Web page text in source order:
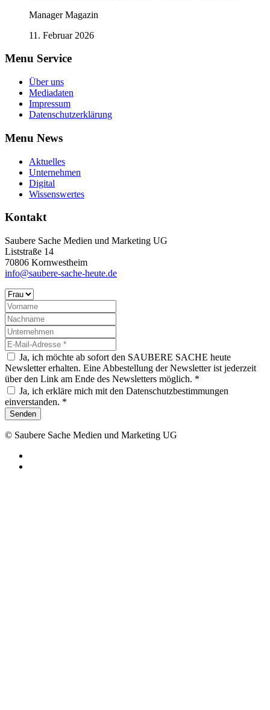
Manager Magazin
11. Februar 2026
Menu Service
Über uns
Mediadaten
Impressum
Datenschutzerklärung
Menu News
Aktuelles
Unternehmen
Digital
Wissenswertes
Kontakt
Saubere Sache Medien und Marketing UG
Liststraße 14
70806 Kornwestheim
info@saubere-sache-heute.de
Ja, ich möchte ab sofort den SAUBERE SACHE heute
Newsletter erhalten. Eine Abbestellung der Newsletter ist jederzeit
über den Link am Ende des Newsletters möglich. *
Ja, ich erkläre mich mit den Datenschutzbestimmungen
einverstanden. *
Senden
© Saubere Sache Medien und Marketing UG